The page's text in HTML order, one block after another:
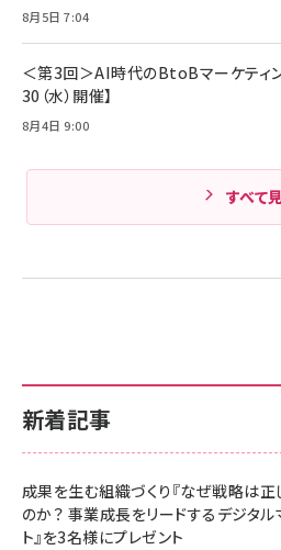
新着記事
成果を生む組織づくり『なぜ戦略は
のか？ 事業成長をリードするデジタル
ト』を3名様にプレゼント
8月5日 7:04
＜第3回＞AI時代のBtoBマーケティン
30（水）開催】
8月4日 9:00
すべて